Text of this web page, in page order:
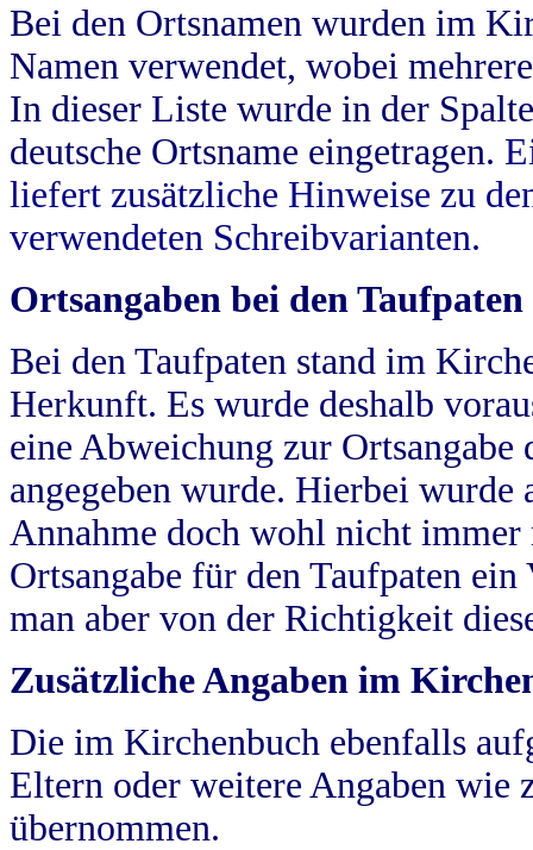
Bei den Ortsnamen wurden im
Namen verwendet, wobei
In dieser Liste wurde in der
deutsche Ortsname eingetragen.
liefert zusätzliche Hinweise zu
verwendeten Schreibvarianten.
Ortsangaben bei den Taufpaten
Bei den Taufpaten stand im
Herkunft. Es wurde deshalb
eine Abweichung zur
angegeben wurde. Hierbei wurde
Annahme doch wohl nicht
Ortsangabe für den Taufpaten
man aber von der Richtigkeit
Zusätzliche Angaben im
Die im Kirchenbuch ebenfalls
Eltern oder weitere Angaben wie
übernommen.